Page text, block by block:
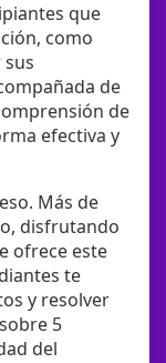
que
como
de
de
efectiva y
Más de
disfrutando
ofrece este
te
y resolver
5
del